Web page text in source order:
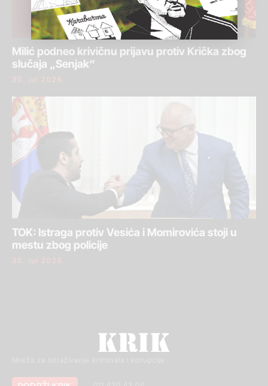
Milić podneo krivičnu prijavu protiv Krička zbog
slučaja „Senjak“
30. jul 2026.
TOK: Istraga protiv Vesića i Momirovića stoji u
mestu zbog policije
30. jul 2026.
Mreža za istraživanje kriminala i korupcije